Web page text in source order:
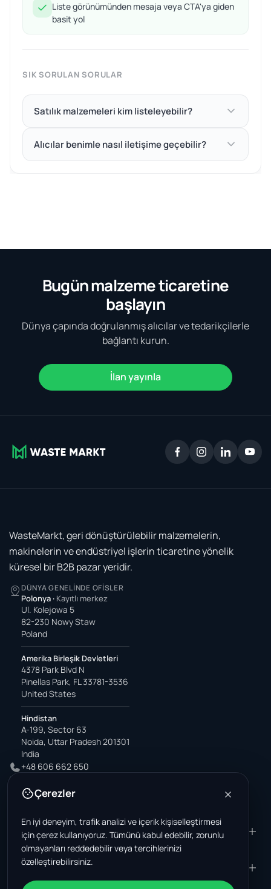
Liste görünümünden mesaja veya CTA'ya giden
basit yol
SIK SORULAN SORULAR
Satılık malzemeleri kim listeleyebilir?
Alıcılar benimle nasıl iletişime geçebilir?
Bugün malzeme ticaretine
başlayın
Dünya çapında doğrulanmış alıcılar ve tedarikçilerle
bağlantı kurun.
İlan yayınla
WasteMarkt, geri dönüştürülebilir malzemelerin,
makinelerin ve endüstriyel işlerin ticaretine yönelik
küresel bir B2B pazar yeridir.
DÜNYA GENELINDE OFISLER
Polonya · Kayıtlı merkez
Ul. Kolejowa 5
82-230 Nowy Staw
Poland
Amerika Birleşik Devletleri
4378 Park Blvd N
Pinellas Park, FL 33781-3536
United States
Hindistan
A-199, Sector 63
Noida, Uttar Pradesh 201301
India
+48 606 662 650
office@wastemarkt.com
ÜRÜN
Pazar yeri
Malzemeler - satış
Malzemeler - satın alma
RESOURCES
Supplier Academy
ŞIRKET
Hakkımızda
Çerezler
En iyi deneyim, trafik analizi ve içerik kişiselleştirmesi
için çerez kullanıyoruz. Tümünü kabul edebilir, zorunlu
olmayanları reddedebilir veya tercihlerinizi
özelleştirebilirsiniz.